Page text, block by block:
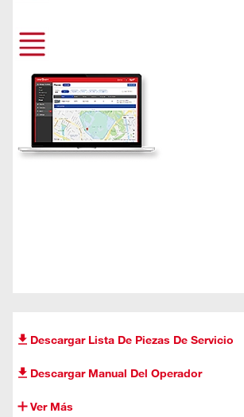
Descargar Lista De Piezas De Servicio
Descargar Manual Del Operador
Ver Más